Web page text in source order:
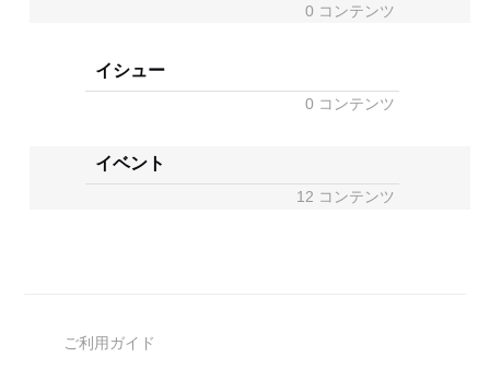
0 コンテンツ
イシュー
0 コンテンツ
イベント
12 コンテンツ
ご利用ガイド